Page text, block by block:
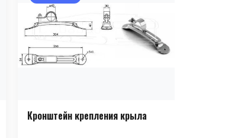
Кронштейн крепления крыла